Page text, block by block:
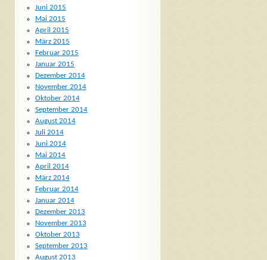
Juni 2015
Mai 2015
April 2015
März 2015
Februar 2015
Januar 2015
Dezember 2014
November 2014
Oktober 2014
September 2014
August 2014
Juli 2014
Juni 2014
Mai 2014
April 2014
März 2014
Februar 2014
Januar 2014
Dezember 2013
November 2013
Oktober 2013
September 2013
August 2013